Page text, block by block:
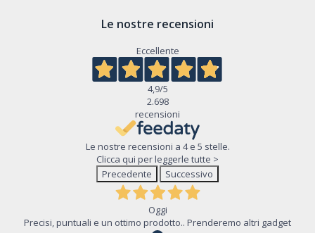
Le nostre recensioni
Eccellente
4,9/5
2.698
recensioni
Le nostre recensioni a 4 e 5 stelle.
Clicca qui per leggerle tutte >
Precedente
Successivo
Oggi
Precisi, puntuali e un ottimo prodotto.. Prenderemo altri gadget